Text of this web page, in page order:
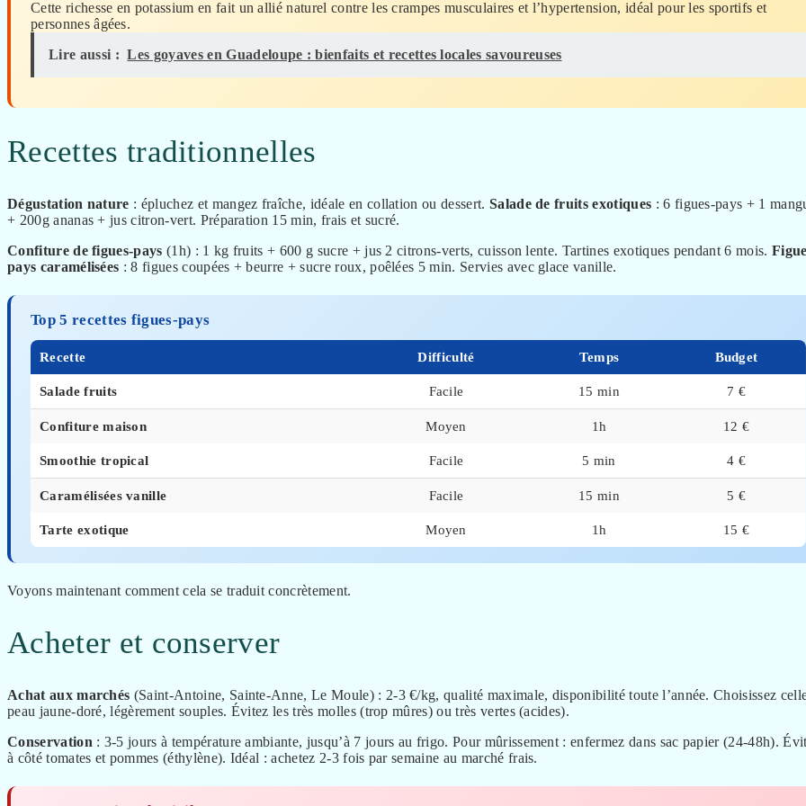
Cette richesse en potassium en fait un allié naturel contre les crampes musculaires et l’hypertension, idéal pour les sportifs et
personnes âgées.
Lire aussi : Les goyaves en Guadeloupe : bienfaits et recettes locales savoureuses
Recettes traditionnelles
Dégustation nature : épluchez et mangez fraîche, idéale en collation ou dessert. Salade de fruits exotiques : 6 figues-pays + 1
+ 200g ananas + jus citron-vert. Préparation 15 min, frais et sucré.
Confiture de figues-pays (1h) : 1 kg fruits + 600 g sucre + jus 2 citrons-verts, cuisson lente. Tartines exotiques pendant 6 mois.
pays caramélisées : 8 figues coupées + beurre + sucre roux, poêlées 5 min. Servies avec glace vanille.
Top 5 recettes figues-pays
Recette Difficulté Temps Budget
Salade fruits Facile 15 min 7 €
Confiture maison Moyen 1h 12 €
Smoothie tropical Facile 5 min 4 €
Caramélisées vanille Facile 15 min 5 €
Tarte exotique Moyen 1h 15 €
Voyons maintenant comment cela se traduit concrètement.
Acheter et conserver
Achat aux marchés (Saint-Antoine, Sainte-Anne, Le Moule) : 2-3 €/kg, qualité maximale, disponibilité toute l’année. Choisissez
peau jaune-doré, légèrement souples. Évitez les très molles (trop mûres) ou très vertes (acides).
Conservation : 3-5 jours à température ambiante, jusqu’à 7 jours au frigo. Pour mûrissement : enfermez dans sac papier (24-48h).
à côté tomates et pommes (éthylène). Idéal : achetez 2-3 fois par semaine au marché frais.